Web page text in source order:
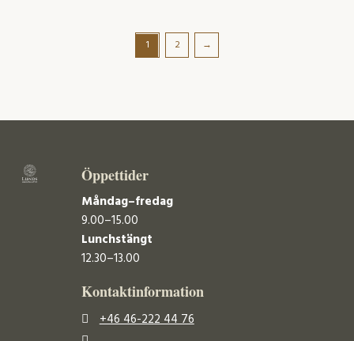
1 2 →
Öppettider
Måndag–fredag
9.00–15.00
Lunchstängt
12.30–13.00
Kontaktinformation
+46 46-222 44 76